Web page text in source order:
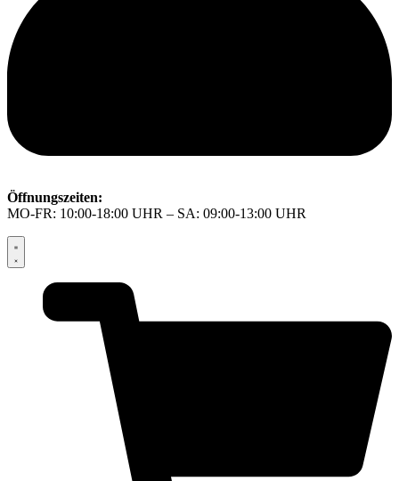
Öffnungszeiten:
MO-FR: 10:00-18:00 UHR – SA: 09:00-13:00 UHR